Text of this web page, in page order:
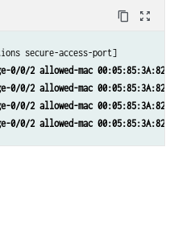
content_copy zoom_out_map
secure-access-port]
0/0/2 allowed-mac
0/0/2 allowed-mac
0/0/2 allowed-mac
0/0/2 allowed-mac